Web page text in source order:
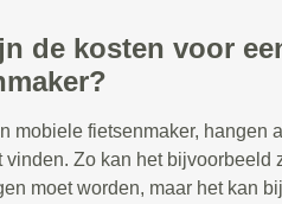
de kosten voor
mobiele fietsenmaker, hangen
vinden. Zo kan het bijvoorbeeld
moet worden, maar het kan